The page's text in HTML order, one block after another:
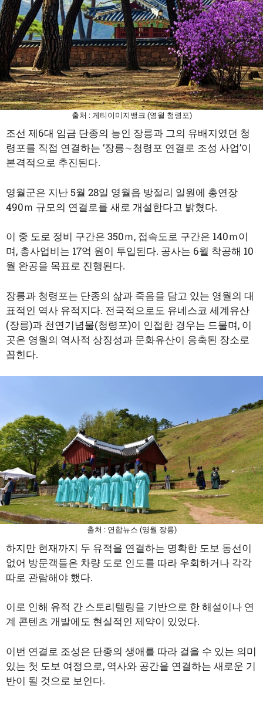
출처 : 게티이미지뱅크 (영월 청령포)
조선 제6대 임금 단종의 능인 장릉과 그의 유배지였던 청
령포를 직접 연결하는 ‘장릉∼청령포 연결로 조성 사업’이
본격적으로 추진된다.
영월군은 지난 5월 28일 영월읍 방절리 일원에 총연장
490ｍ 규모의 연결로를 새로 개설한다고 밝혔다.
이 중 도로 정비 구간은 350ｍ, 접속도로 구간은 140ｍ이
며, 총사업비는 17억 원이 투입된다. 공사는 6월 착공해 10
월 완공을 목표로 진행된다.
장릉과 청령포는 단종의 삶과 죽음을 담고 있는 영월의 대
표적인 역사 유적지다. 전국적으로도 유네스코 세계유산
(장릉)과 천연기념물(청령포)이 인접한 경우는 드물며, 이
곳은 영월의 역사적 상징성과 문화유산이 응축된 장소로
꼽힌다.
출처 : 연합뉴스 (영월 장릉)
하지만 현재까지 두 유적을 연결하는 명확한 도보 동선이
없어 방문객들은 차량 도로 인도를 따라 우회하거나 각각
따로 관람해야 했다.
이로 인해 유적 간 스토리텔링을 기반으로 한 해설이나 연
계 콘텐츠 개발에도 현실적인 제약이 있었다.
이번 연결로 조성은 단종의 생애를 따라 걸을 수 있는 의미
있는 첫 도보 여정으로, 역사와 공간을 연결하는 새로운 기
반이 될 것으로 보인다.